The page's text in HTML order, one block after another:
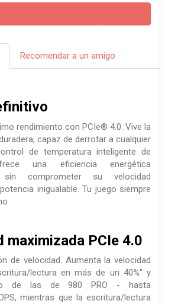
Recomendar a un amigo
rendimiento con PCIe® 4.0. Vive la
capaz de derrotar a cualquier
de temperatura inteligente de
una eficiencia energética
sin comprometer su velocidad
inigualable. Tu juego siempre
maximizada PCIe 4.0
de velocidad. Aumenta la velocidad
lectura en más de un 40%" y
de las de 980 PRO - hasta
mientras que la escritura/lectura